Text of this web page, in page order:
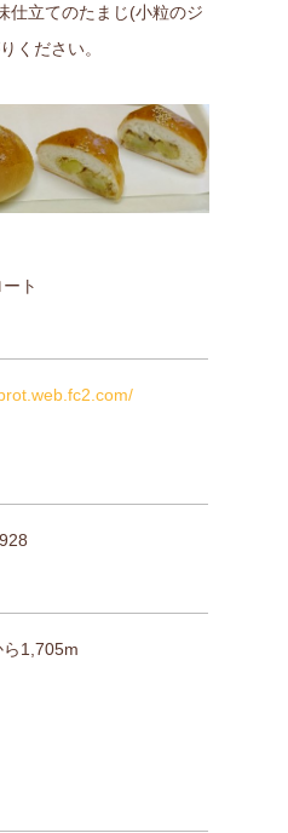
仕立てのたまじ(小粒のジ
ください。
ト
ら1,705m